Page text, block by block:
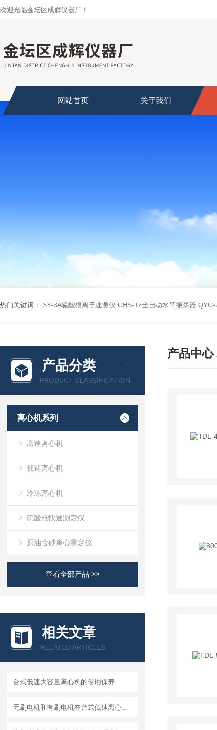
欢迎光临金坛区成辉仪器厂！
网站首页 关于我们
热门关键词： SY-3A硫酸根离子速测仪 CHS-12全自动水平振荡器 QYC-
产品分类
PRODUCT CLASSIFICATION
离心机系列
高速离心机
低速离心机
冷冻离心机
硫酸根快速测定仪
原油含砂离心测定仪
查看全部产品 >>
相关文章
RELATED ARTICLES
台式低速大容量离心机的使用保养
产品中心